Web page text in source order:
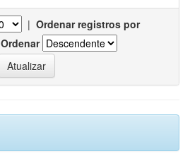
| Ordenar registros por
Ordenar